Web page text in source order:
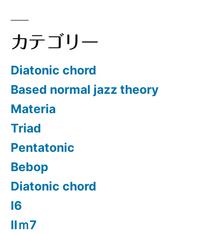
カテゴリー
Diatonic chord
Based normal jazz theory
Materia
Triad
Pentatonic
Bebop
Diatonic chord
Ⅰ6
Ⅱｍ7